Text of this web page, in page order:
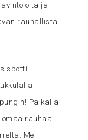
ja
rauhallista
spotti
Paikalla
rauhaa,
Me